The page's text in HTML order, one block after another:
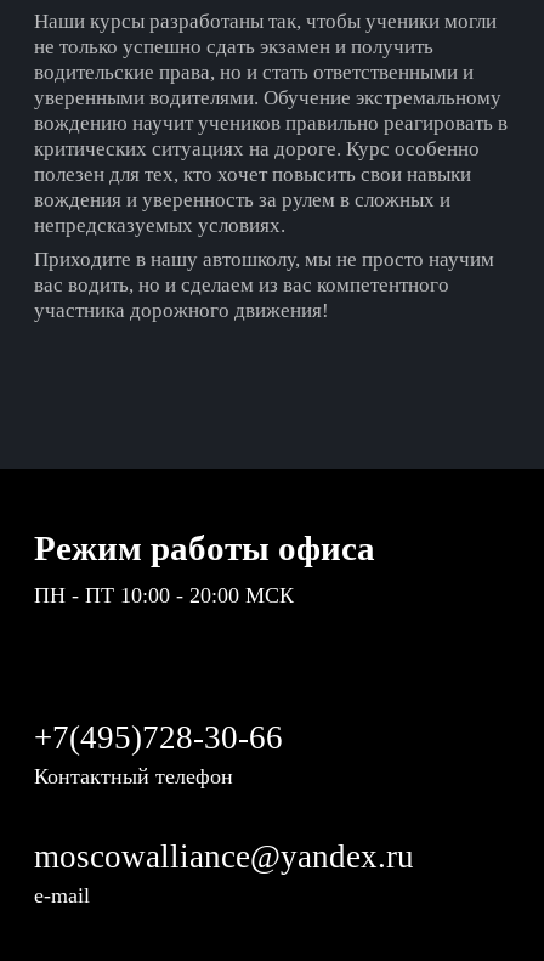
Наши курсы разработаны так, чтобы ученики могли
не только успешно сдать экзамен и получить
водительские права, но и стать ответственными и
уверенными водителями. Обучение экстремальному
вождению научит учеников правильно реагировать в
критических ситуациях на дороге. Курс особенно
полезен для тех, кто хочет повысить свои навыки
вождения и уверенность за рулем в сложных и
непредсказуемых условиях.
Приходите в нашу автошколу, мы не просто научим
вас водить, но и сделаем из вас компетентного
участника дорожного движения!
Режим работы офиса
ПН - ПТ 10:00 - 20:00 МСК
+7(495)728-30-66
Контактный телефон
moscowalliance@yandex.ru
e-mail